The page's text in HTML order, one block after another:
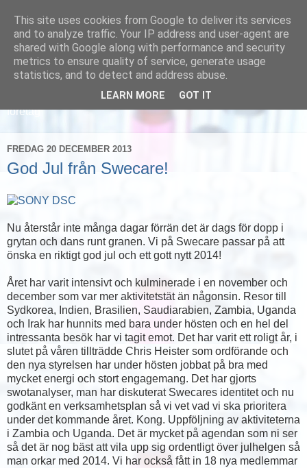
Läs om hur vi marknadsför svensk sjukvård och svenska
företag
FREDAG 20 DECEMBER 2013
God Jul från Swecare!
Nu återstår inte många dagar förrän det är dags för dopp i
grytan och dans runt granen. Vi på Swecare passar på att
önska en riktigt god jul och ett gott nytt 2014!
Året har varit intensivt och kulminerade i en november och
december som var mer aktivitetstät än någonsin. Resor till
Sydkorea, Indien, Brasilien, Saudiarabien, Zambia, Uganda
och Irak har hunnits med bara under hösten och en hel del
intressanta besök har vi tagit emot. Det har varit ett roligt år, i
slutet på våren tillträdde Chris Heister som ordförande och
den nya styrelsen har under hösten jobbat på bra med
mycket energi och stort engagemang. Det har gjorts
swotanalyser, man har diskuterat Swecares identitet och nu
godkänt en verksamhetsplan så vi vet vad vi ska prioritera
under det kommande året. Kong. Uppföljning av aktiviteterna
i Zambia och Uganda. Det är mycket på agendan som ni ser
så det är nog bäst att vila upp sig ordentligt över julhelgen så
man orkar med 2014. Vi har också fått in 18 nya medlemmar
This site uses cookies from Google to deliver its services
and to analyze traffic. Your IP address and user-agent are
shared with Google along with performance and security
metrics to ensure quality of service, generate usage
statistics, and to detect and address abuse.
LEARN MORE GOT IT